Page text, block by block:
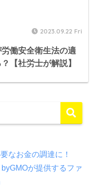
2023.09.22 Fri
働安全衛生法の適
【社労士が解説】